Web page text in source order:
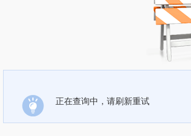
正在查询中，请刷新重试